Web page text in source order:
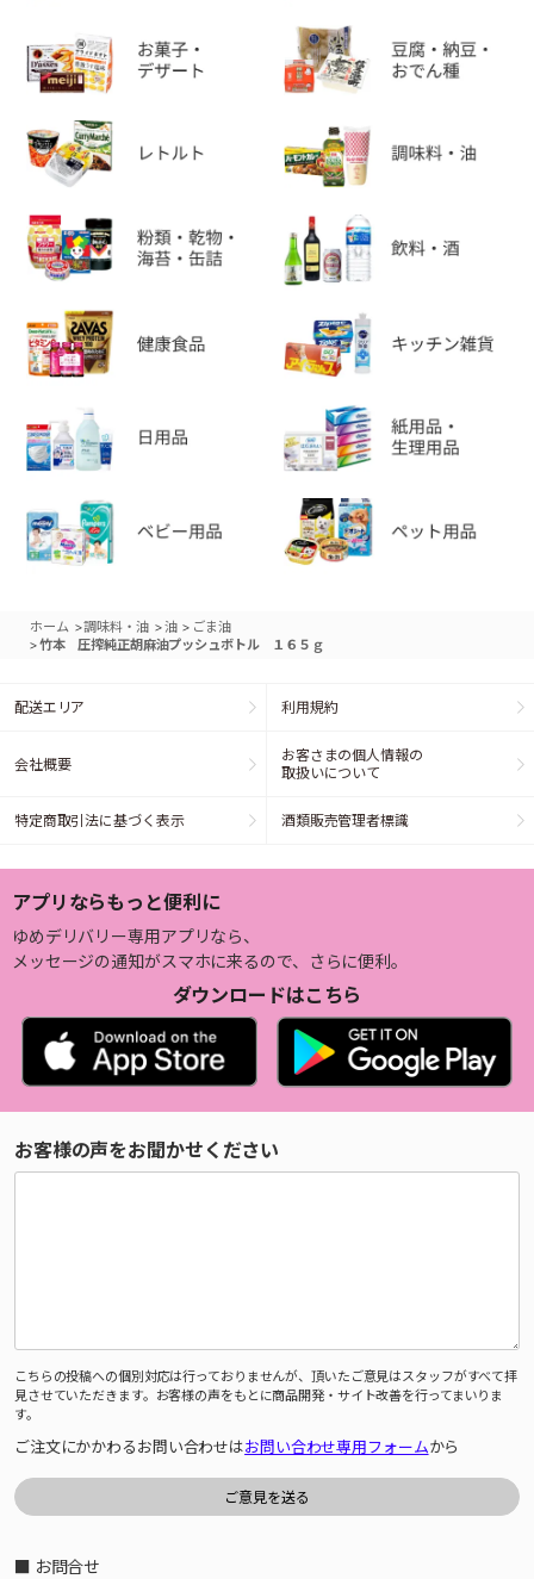
ホーム >調味料・油 >油 > ごま油
>竹本 圧搾純正胡麻油プッシュボトル １６５ｇ
配送エリア 利用規約
会社概要
お客さまの個人情報の
取扱いについて
特定商取引法に基づく表示 酒類販売管理者標識
アプリならもっと便利に
ゆめデリバリー専用アプリなら、
メッセージの通知がスマホに来るので、さらに便利。
ダウンロードはこちら
お客様の声をお聞かせください
こちらの投稿への個別対応は行っておりませんが、頂いたご意見はスタッフがすべて拝
見させていただきます。お客様の声をもとに商品開発・サイト改善を行ってまいりま
す。
ご注文にかかわるお問い合わせはお問い合わせ専用フォームから
■ お問合せ